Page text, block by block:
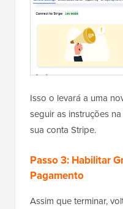
Isso o levará a uma
seguir as instruções
sua conta Stripe.
Passo 3: Habilitar
Pagamento
Assim que terminar,